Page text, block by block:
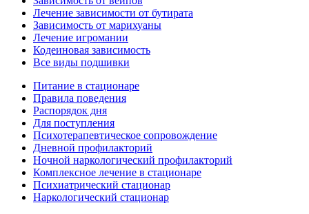
Лечение зависимости от бутирата
Зависимость от марихуаны
Лечение игромании
Кодеиновая зависимость
Все виды подшивки
Питание в стационаре
Правила поведения
Распорядок дня
Для поступления
Психотерапевтическое сопровождение
Дневной профилакторий
Ночной наркологический профилакторий
Комплексное лечение в стационаре
Психиатрический стационар
Наркологический стационар